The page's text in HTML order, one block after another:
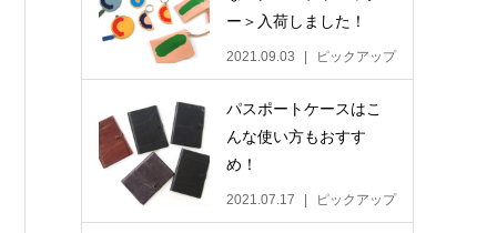
ー＞入荷しました！
2021.09.03 ピックアップ
パスポートケースはこ
んな使い方もおすす
め！
2021.07.17 ピックアップ